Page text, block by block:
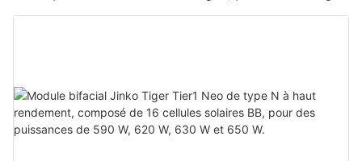
du montage en parallèle de 9 unités pour